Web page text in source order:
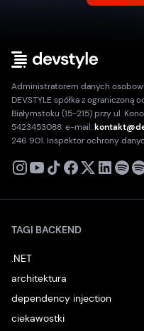
Administratorem danych
DEVSTYLE spółka z
Białymstoku (15-215) przy ul.
5423453088. e-mail:
246 901. Inspektor ochrony
X
TAGI BACKEND
.NET
architektura
dependency injection
ciekawostki